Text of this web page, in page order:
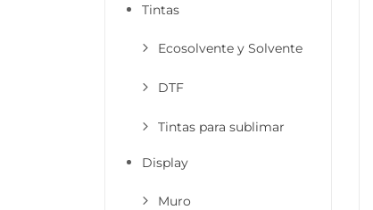
Tintas
Ecosolvente y Solvente
DTF
Tintas para sublimar
Display
Muro